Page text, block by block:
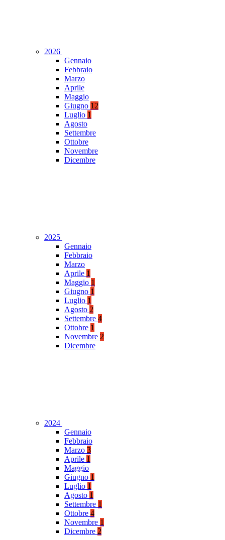
2026
Gennaio
Febbraio
Marzo
Aprile
Maggio
Giugno 12
Luglio 1
Agosto
Settembre
Ottobre
Novembre
Dicembre
2025
Gennaio
Febbraio
Marzo
Aprile 1
Maggio 1
Giugno 1
Luglio 1
Agosto 2
Settembre 4
Ottobre 1
Novembre 2
Dicembre
2024
Gennaio
Febbraio
Marzo 3
Aprile 1
Maggio
Giugno 1
Luglio 1
Agosto 1
Settembre 1
Ottobre 4
Novembre 1
Dicembre 2